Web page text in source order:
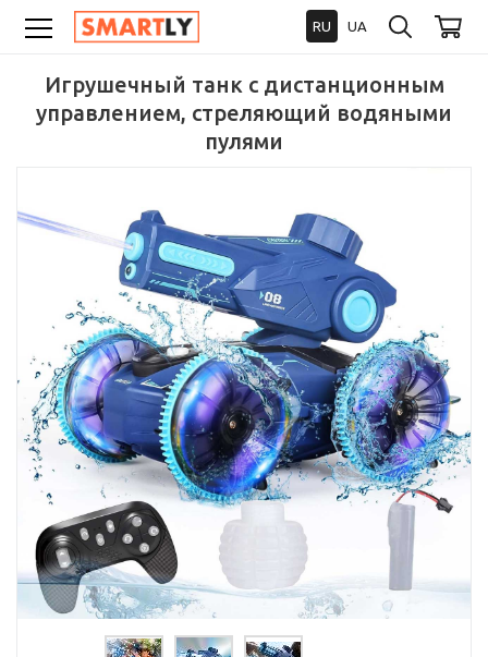
RU UA
Игрушечный танк с дистанционным
управлением, стреляющий водяными
пулями